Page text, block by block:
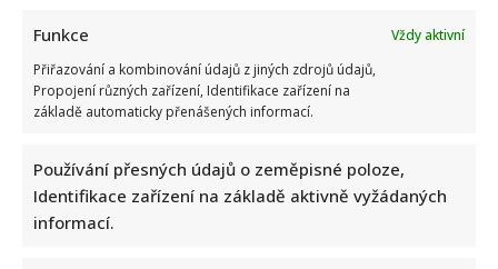
Funkce
Vždy aktivní
Přiřazování a kombinování údajů z jiných zdrojů údajů,
Propojení různých zařízení, Identifikace zařízení na
základě automaticky přenášených informací.
Používání přesných údajů o zeměpisné poloze,
Identifikace zařízení na základě aktivně vyžádaných
informací.